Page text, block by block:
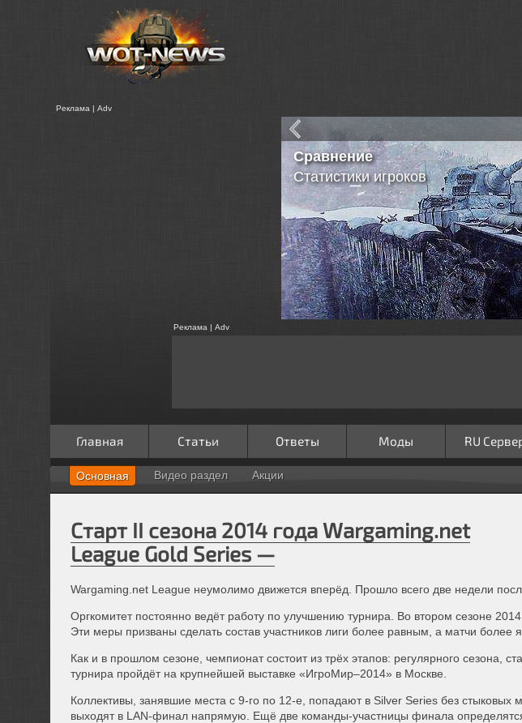
Реклама | Adv
Сравнение
Статистики игроков
Реклама | Adv
Главная Статьи Ответы Моды RU
Основная Видео раздел Акции
Старт II сезона 2014 года Wargaming.net
League Gold Series —
Wargaming.net League неумолимо движется вперёд. Прошло всего две недели
Оргкомитет постоянно ведёт работу по улучшению турнира. Во втором сезоне 2014
Эти меры призваны сделать состав участников лиги более равным, а матчи более
Как и в прошлом сезоне, чемпионат состоит из трёх этапов: регулярного
турнира пройдёт на крупнейшей выставке «ИгроМир–2014» в Москве.
Коллективы, занявшие места с 9-го по 12-е, попадают в Silver Series без стыковых
выходят в LAN-финал напрямую. Ещё две команды-участницы финала